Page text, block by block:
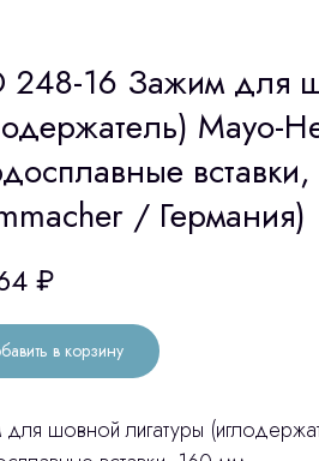
248-16 Зажим для
Mayo-
/ Германия)
₽
в корзину
шовной лигатуры